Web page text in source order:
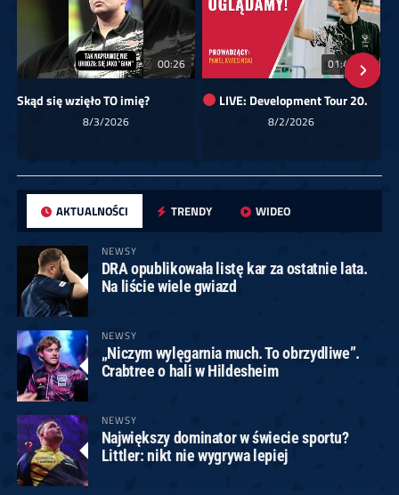
00:26
Skąd się wzięło TO imię?
8/3/2026
01:40:24
LIVE: Development Tour 20.
8/2/2026
AKTUALNOŚCI TRENDY WIDEO
NEWSY
DRA opublikowała listę kar za ostatnie lata.
Na liście wiele gwiazd
NEWSY
„Niczym wylęgarnia much. To obrzydliwe”.
Crabtree o hali w Hildesheim
NEWSY
Największy dominator w świecie sportu?
Littler: nikt nie wygrywa lepiej